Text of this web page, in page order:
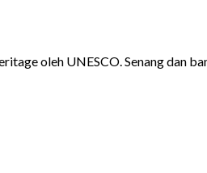
oleh UNESCO. Senang dan